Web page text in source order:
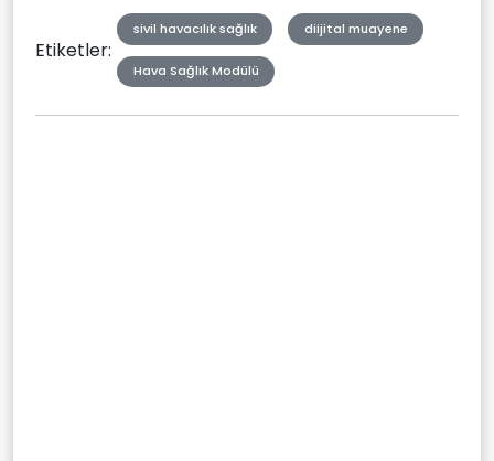
Etiketler:
sivil havacılık sağlık diijital muayene
Hava Sağlık Modülü